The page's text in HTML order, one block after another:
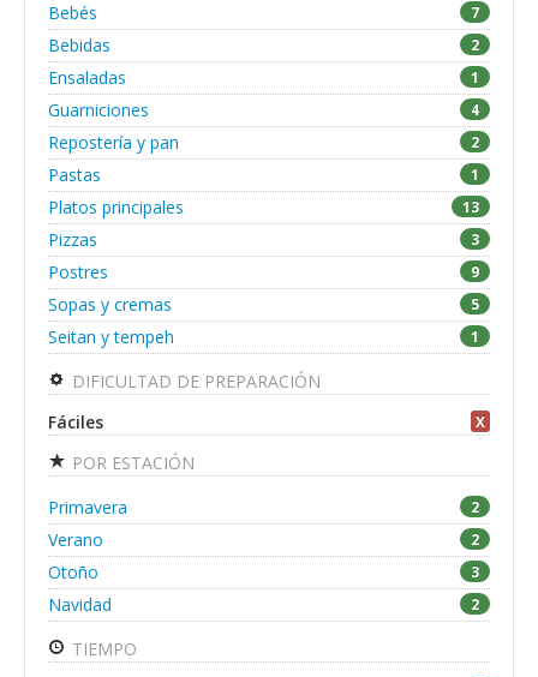
Bebés 7
Bebidas 2
Ensaladas 1
Guarniciones 4
Repostería y pan 2
Pastas 1
Platos principales 13
Pizzas 3
Postres 9
Sopas y cremas 5
Seitan y tempeh 1
DIFICULTAD DE PREPARACIÓN
Fáciles
X
POR ESTACIÓN
Primavera
2
Verano 2
Otoño 3
Navidad 2
TIEMPO